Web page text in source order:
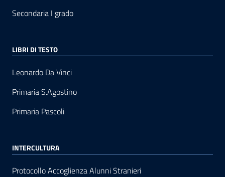
Secondaria I grado
LIBRI DI TESTO
Leonardo Da Vinci
Primaria S.Agostino
Primaria Pascoli
INTERCULTURA
Protocollo Accoglienza Alunni Stranieri